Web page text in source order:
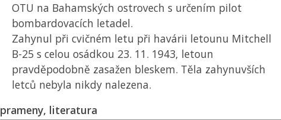
OTU na Bahamských ostrovech s určením pilot
bombardovacích letadel.
Zahynul při cvičném letu při havárii letounu Mitchell
B-25 s celou osádkou 23. 11. 1943, letoun
pravděpodobně zasažen bleskem. Těla zahynuvších
letců nebyla nikdy nalezena.
prameny, literatura